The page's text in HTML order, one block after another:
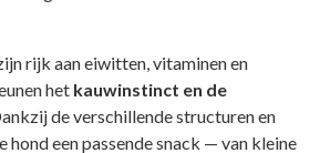
rijk aan eiwitten, vitaminen en
het kauwinstinct en de
de verschillende structuren en
hond een passende snack — van kleine